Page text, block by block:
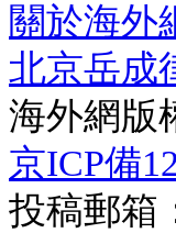
關於海外
北京岳成
海外網版
京ICP備
投稿郵箱